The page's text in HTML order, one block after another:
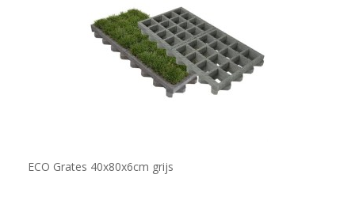
ECO Grates 40x80x6cm grijs